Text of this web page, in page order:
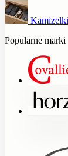
Popularne marki